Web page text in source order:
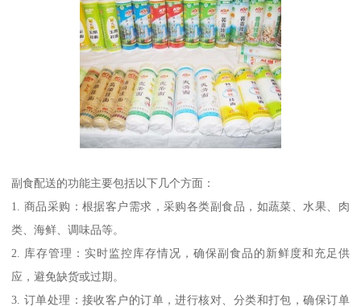
副食配送的功能主要包括以下几个方面：
1. 商品采购：根据客户需求，采购各类副食品，如蔬菜、水果、肉
类、海鲜、调味品等。
2. 库存管理：实时监控库存情况，确保副食品的新鲜度和充足供
应，避免缺货或过期。
3. 订单处理：接收客户的订单，进行核对、分类和打包，确保订单